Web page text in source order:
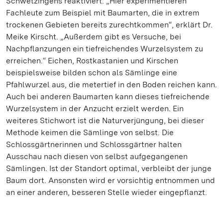
Fachleute zum Beispiel mit Baumarten, die in extrem
trockenen Gebieten bereits zurechtkommen“, erklärt Dr.
Meike Kirscht. „Außerdem gibt es Versuche, bei
Nachpflanzungen ein tiefreichendes Wurzelsystem zu
erreichen.“ Eichen, Rostkastanien und Kirschen
beispielsweise bilden schon als Sämlinge eine
Pfahlwurzel aus, die metertief in den Boden reichen kann.
Auch bei anderen Baumarten kann dieses tiefreichende
Wurzelsystem in der Anzucht erzielt werden. Ein
weiteres Stichwort ist die Naturverjüngung, bei dieser
Methode keimen die Sämlinge von selbst. Die
Schlossgärtnerinnen und Schlossgärtner halten
Ausschau nach diesen von selbst aufgegangenen
Sämlingen. Ist der Standort optimal, verbleibt der junge
Baum dort. Ansonsten wird er vorsichtig entnommen und
an einer anderen, besseren Stelle wieder eingepflanzt.